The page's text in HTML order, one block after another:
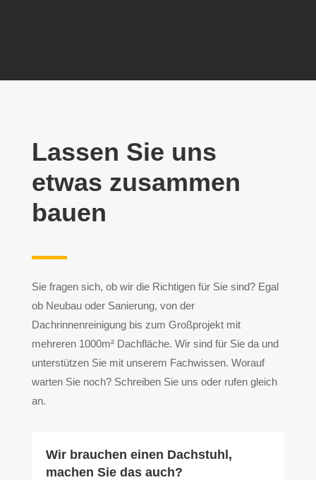
Lassen Sie uns
etwas zusammen
bauen
Sie fragen sich, ob wir die Richtigen für Sie sind? Egal
ob Neubau oder Sanierung, von der
Dachrinnenreinigung bis zum Großprojekt mit
mehreren 1000m² Dachfläche. Wir sind für Sie da und
unterstützen Sie mit unserem Fachwissen. Worauf
warten Sie noch? Schreiben Sie uns oder rufen gleich
an.
Wir brauchen einen Dachstuhl,
machen Sie das auch?